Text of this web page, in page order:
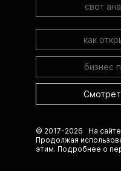
свот
как
бизнес
© 2017-2026 На
Продолжая
этим. Подробнее о